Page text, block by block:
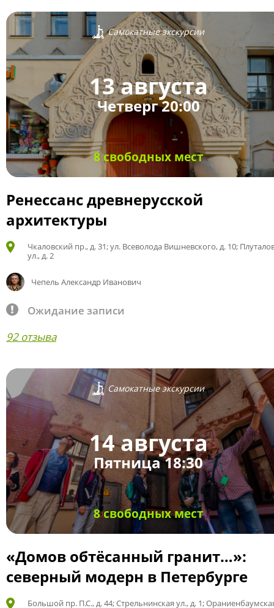
Самокатные экскурсии
13 августа
Четверг 20:00
8 свободных мест
Ренессанс древнерусской
архитектуры
Чкаловский пр., д. 31; ул. Всеволода Вишневского, д. 10;
ул., д. 2
Чепель Александр Иванович
Ожидание записи
92 отзыва
Самокатные экскурсии
14 августа
Пятница 18:30
8 свободных мест
«Домов обтёсанный гранит…»:
северный модерн в Петербурге
Большой пр. П.С., д. 44; Стрельнинская ул., д. 1;